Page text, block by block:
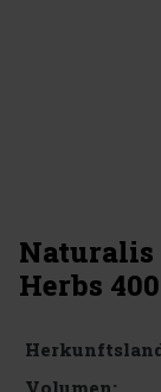
Naturalis
Herbs
Volumen: